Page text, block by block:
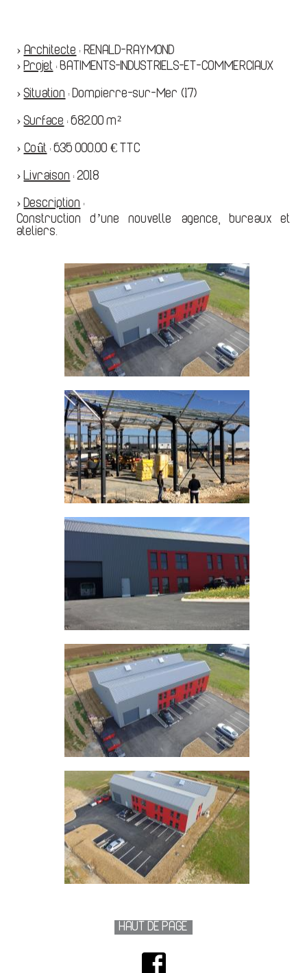
› Architecte : RENALD-RAYMOND
› Projet :BATIMENTS-INDUSTRIELS-ET-COMMERCIAUX
›Situation : Dompierre-sur-Mer (17)
›Surface :682.00 m²
› Coût :635 000.00 € TTC
› Livraison :2018
› Description :
Construction d’une nouvelle agence, bureaux et
ateliers.
HAUT DE PAGE